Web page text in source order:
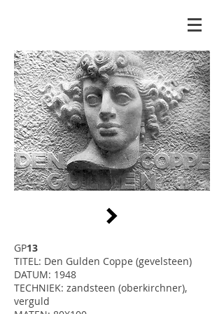
GP13
TITEL: Den Gulden Coppe (gevelsteen)
DATUM: 1948
TECHNIEK: zandsteen (oberkirchner),
verguld